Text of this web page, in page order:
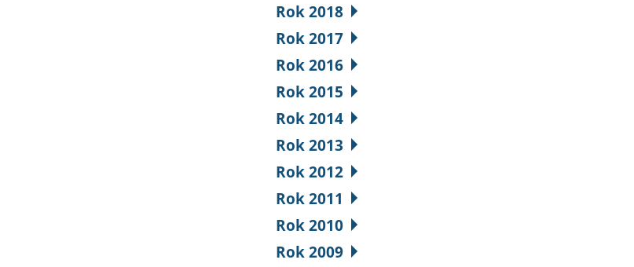
Rok 2018
Rok 2017
Rok 2016
Rok 2015
Rok 2014
Rok 2013
Rok 2012
Rok 2011
Rok 2010
Rok 2009